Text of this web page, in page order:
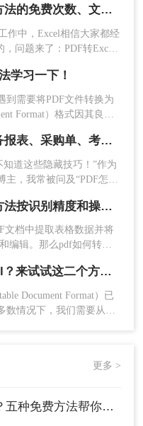
装软件。
转换的图片较多可以
点击转换之前可按
开始转换。
怎么免费转换成excel！
PDF转Excel免费方案：4种方法的免费次数、文件限制和输出效果！
作中，Excel相信大家都经
问题来了：PDF转Excel
学习一下！
到需要将PDF文件转换为
Format）格式因其良好
们带来了一些困扰。当
就需要进行一定的转换操
介绍几种常用的PDF转表
PDF转Excel表格5法：按财务报表、采购单、考勤表3种场景选！
知道这些隐藏技巧！”作为
，我常被问及“PDF怎么
突破信息提取瓶颈。 PDF转化为Excel：4种常用方法按识别精度和操作门槛排序！
文档中提取表格数据并将
编辑。那么pdf如何转化
pdf里面的表格如何转成excel？来试试这二个方法！
Document Format）已
数情况下，我们需要从
更多 >
免费方法帮你解决！